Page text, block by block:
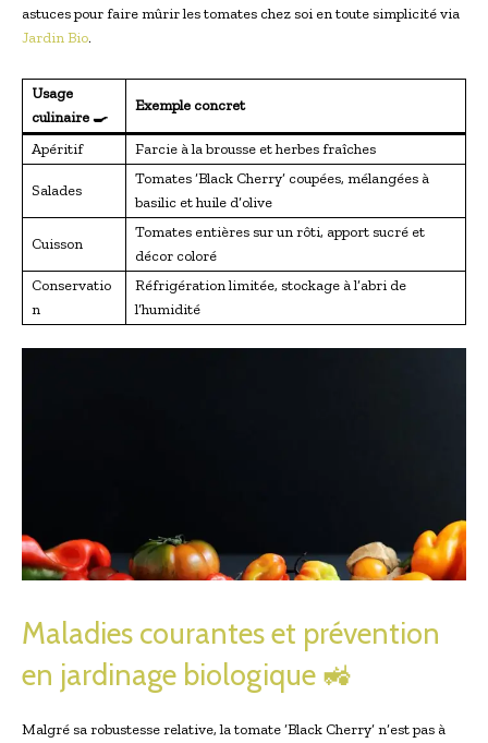
astuces pour faire mûrir les tomates chez soi en toute simplicité via
Jardin Bio.
Usage
culinaire 🍳
Exemple concret
Apéritif Farcie à la brousse et herbes fraîches
Salades
Tomates ‘Black Cherry’ coupées, mélangées à
basilic et huile d’olive
Cuisson
Tomates entières sur un rôti, apport sucré et
décor coloré
Conservatio
n
Réfrigération limitée, stockage à l’abri de
l’humidité
Maladies courantes et prévention
en jardinage biologique 🚜
Malgré sa robustesse relative, la tomate ‘Black Cherry’ n’est pas à